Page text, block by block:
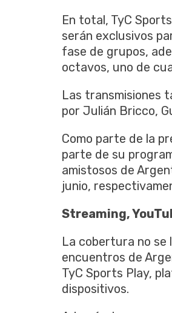
En total, TyC
serán exclusivos
fase de grupos,
octavos, uno de
Las transmisiones
por Julián Bricco,
Como parte de la
parte de su
amistosos de
junio,
Streaming,
La cobertura no se
encuentros de
TyC Sports Play,
dispositivos.